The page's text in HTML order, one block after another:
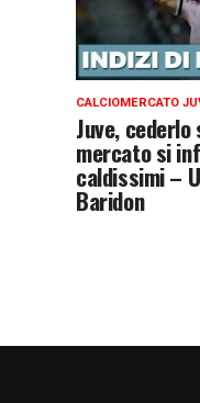
CALCIOMERCATO
Juve,
mercato si
caldissimi –
Baridon